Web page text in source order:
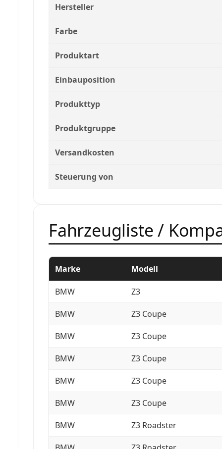
Hersteller
Farbe
Produktart
Einbauposition
Produkttyp
Produktgruppe
Versandkosten
Steuerung von
Fahrzeugliste /
Marke Modell
BMW Z3
BMW Z3 Coupe
BMW Z3 Coupe
BMW Z3 Coupe
BMW Z3 Coupe
BMW Z3 Coupe
BMW Z3 Roadster